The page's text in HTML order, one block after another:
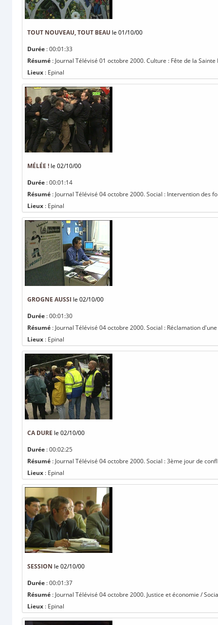
TOUT NOUVEAU, TOUT BEAU le 01/10/00
Durée : 00:01:33
Résumé : Journal Télévisé 01 octobre 2000. Culture : Fête de la
Lieux : Epinal
MÉLÉE ! le 02/10/00
Durée : 00:01:14
Résumé : Journal Télévisé 04 octobre 2000. Social : Intervention des
Lieux : Epinal
GROGNE AUSSI le 02/10/00
Durée : 00:01:30
Résumé : Journal Télévisé 04 octobre 2000. Social : Réclamation
Lieux : Epinal
CA DURE le 02/10/00
Durée : 00:02:25
Résumé : Journal Télévisé 04 octobre 2000. Social : 3ème jour de
Lieux : Epinal
SESSION le 02/10/00
Durée : 00:01:37
Résumé : Journal Télévisé 04 octobre 2000. Justice et économie /
Lieux : Epinal